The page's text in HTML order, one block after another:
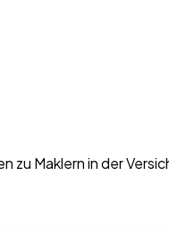
zu Maklern in der